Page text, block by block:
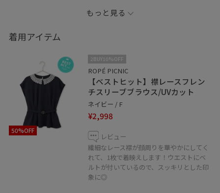
もっと見る
着用アイテム
50%OFF
2BUY10%OFF
ROPÉ PICNIC
【ベストヒット】襟レースフレン
チスリーブブラウス/UVカット
ネイビー / F
¥2,998
レビュー
繊細なレース襟が顔周りを華やかにしてく
れて、1枚で着映えします！ウエストにベ
ルトが付いているので、スッキリとした印
象に◎